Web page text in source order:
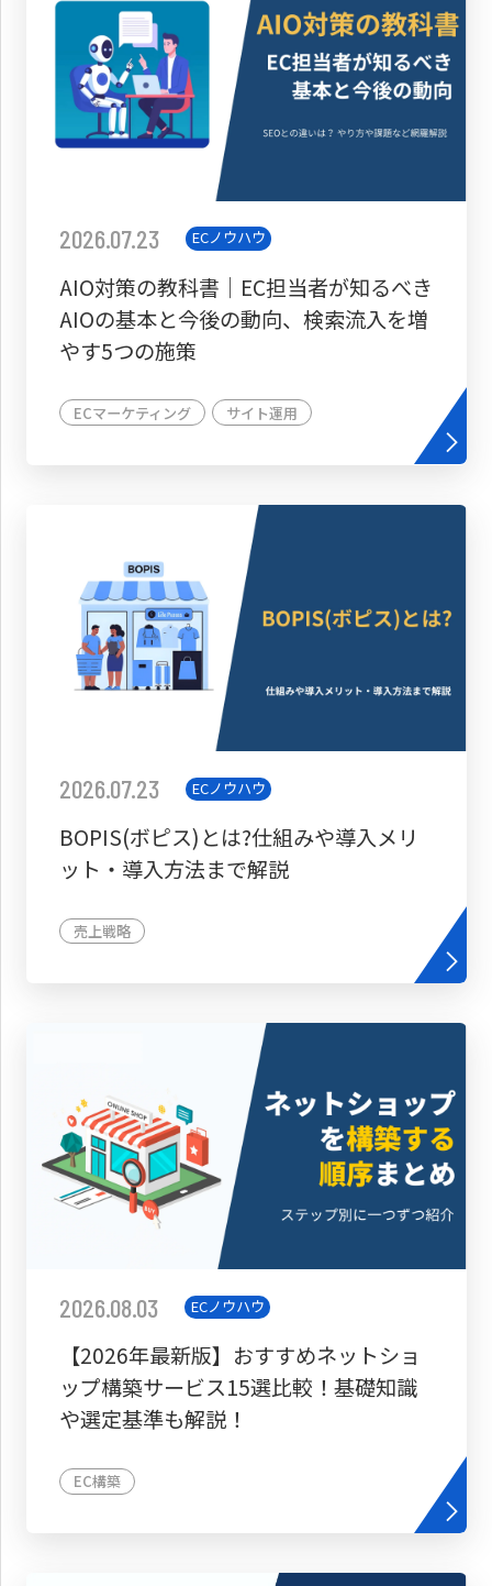
2026.07.23 ECノウハウ
AIO対策の教科書│EC担当者が知るべき
AIOの基本と今後の動向、検索流入を増
やす5つの施策
ECマーケティング サイト運用
2026.07.23 ECノウハウ
BOPIS(ボピス)とは?仕組みや導入メリ
ット・導入方法まで解説
売上戦略
2026.08.03 ECノウハウ
【2026年最新版】おすすめネットショ
ップ構築サービス15選比較！基礎知識
や選定基準も解説！
EC構築